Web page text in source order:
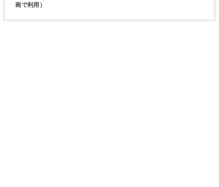
画で利用）